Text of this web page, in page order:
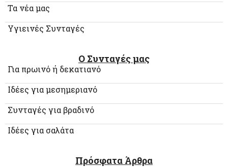
Τα νέα μας
Υγιεινές Συνταγές
Ο Συνταγές μας
Για πρωινό ή δεκατιανό
Ιδέες για μεσημεριανό
Συνταγές για βραδινό
Ιδέες για σαλάτα
Πρόσφατα Άρθρα